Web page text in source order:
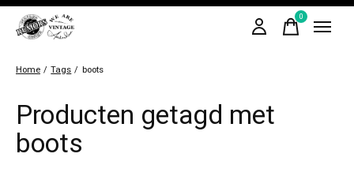
0items
Home / Tags / boots
Producten getagd met
boots